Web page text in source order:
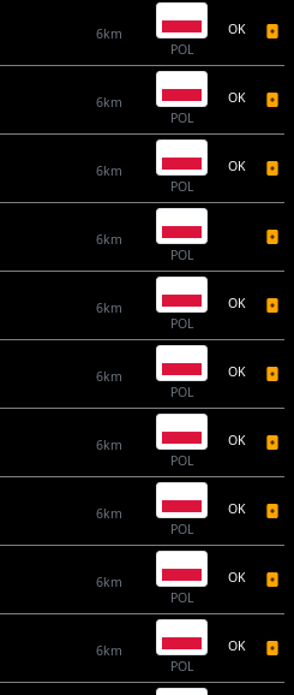
6km
POL
OK
6km
POL
OK
6km
POL
OK
6km
POL
6km
POL
OK
6km
POL
OK
6km
POL
OK
6km
POL
OK
6km
POL
OK
6km
POL
OK